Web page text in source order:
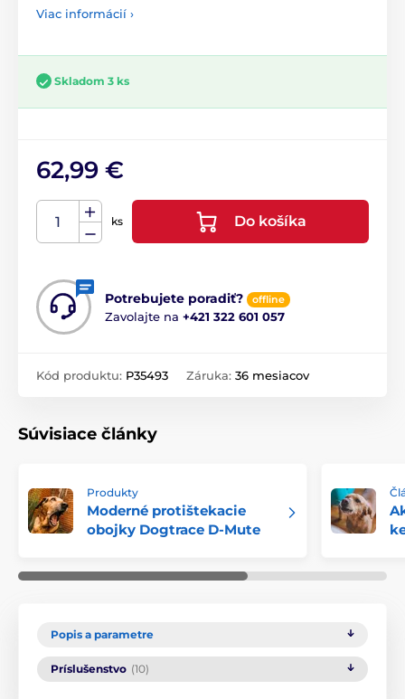
Viac informácií ›
Skladom 3 ks
62,99 €
ks Do košíka
Potrebujete poradiť? offline
Zavolajte na +421 322 601 057
Kód produktu: P35493 Záruka: 36 mesiacov
Súvisiace články
Produkty
Moderné protištekacie
obojky Dogtrace D-Mute
Popis a parametre
Príslušenstvo (10)